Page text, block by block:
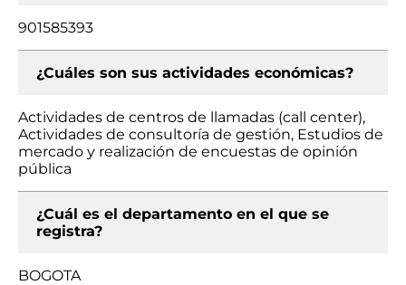
901585393
¿Cuáles son sus actividades económicas?
Actividades de centros de llamadas (call center),
Actividades de consultoría de gestión, Estudios de
mercado y realización de encuestas de opinión
pública
¿Cuál es el departamento en el que se
registra?
BOGOTA